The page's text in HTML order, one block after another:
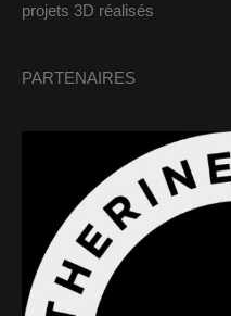
projets 3D réalisés
PARTENAIRES